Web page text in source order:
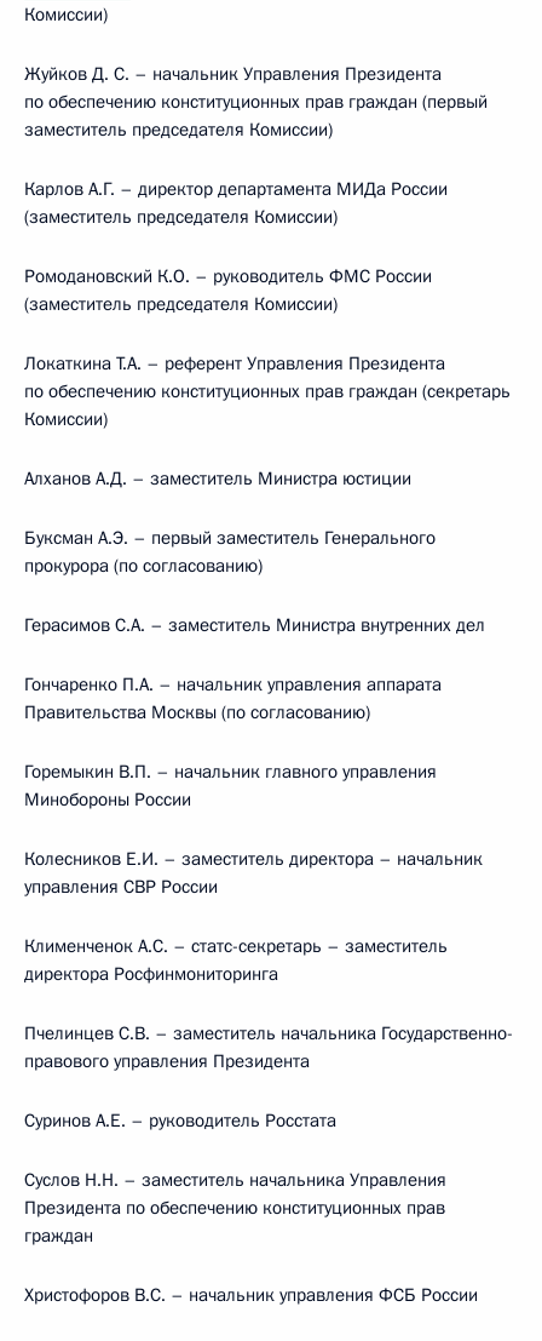
Комиссии)
Жуйков Д. С. – начальник Управления Президента
по обеспечению конституционных прав граждан (первый
заместитель председателя Комиссии)
Карлов А.Г. – директор департамента МИДа России
(заместитель председателя Комиссии)
Ромодановский К.О. – руководитель ФМС России
(заместитель председателя Комиссии)
Локаткина Т.А. – референт Управления Президента
по обеспечению конституционных прав граждан (секретарь
Комиссии)
Алханов А.Д. – заместитель Министра юстиции
Буксман А.Э. – первый заместитель Генерального
прокурора (по согласованию)
Герасимов С.А. – заместитель Министра внутренних дел
Гончаренко П.А. – начальник управления аппарата
Правительства Москвы (по согласованию)
Горемыкин В.П. – начальник главного управления
Минобороны России
Колесников Е.И. – заместитель директора – начальник
управления СВР России
Клименченок А.С. – статс-секретарь – заместитель
директора Росфинмониторинга
Пчелинцев С.В. – заместитель начальника Государственно-
правового управления Президента
Суринов А.Е. – руководитель Росстата
Суслов Н.Н. – заместитель начальника Управления
Президента по обеспечению конституционных прав
граждан
Христофоров B.C. – начальник управления ФСБ России